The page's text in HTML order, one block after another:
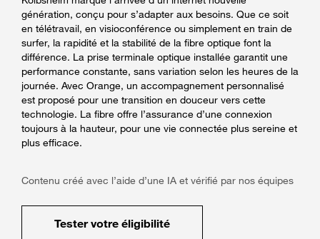
génération, conçu pour s’adapter aux besoins. Que ce soit
en télétravail, en visioconférence ou simplement en train de
surfer, la rapidité et la stabilité de la fibre optique font la
différence. La prise terminale optique installée garantit une
performance constante, sans variation selon les heures de la
journée. Avec Orange, un accompagnement personnalisé
est proposé pour une transition en douceur vers cette
technologie. La fibre offre l’assurance d’une connexion
toujours à la hauteur, pour une vie connectée plus sereine et
plus efficace.
Contenu créé avec l’aide d’une IA et vérifié par nos équipes
Tester votre éligibilité